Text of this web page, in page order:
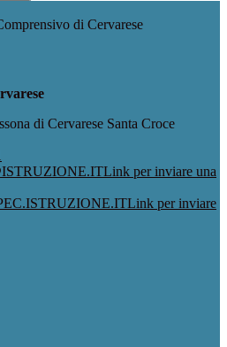
di Cervarese
di Cervarese Santa Croce
Link per inviare una
Link per inviare